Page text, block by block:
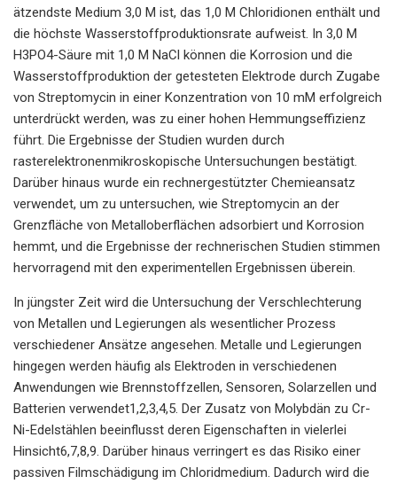
ätzendste Medium 3,0 M ist, das 1,0 M Chloridionen enthält und
die höchste Wasserstoffproduktionsrate aufweist. In 3,0 M
H3PO4-Säure mit 1,0 M NaCl können die Korrosion und die
Wasserstoffproduktion der getesteten Elektrode durch Zugabe
von Streptomycin in einer Konzentration von 10 mM erfolgreich
unterdrückt werden, was zu einer hohen Hemmungseffizienz
führt. Die Ergebnisse der Studien wurden durch
rasterelektronenmikroskopische Untersuchungen bestätigt.
Darüber hinaus wurde ein rechnergestützter Chemieansatz
verwendet, um zu untersuchen, wie Streptomycin an der
Grenzfläche von Metalloberflächen adsorbiert und Korrosion
hemmt, und die Ergebnisse der rechnerischen Studien stimmen
hervorragend mit den experimentellen Ergebnissen überein.
In jüngster Zeit wird die Untersuchung der Verschlechterung
von Metallen und Legierungen als wesentlicher Prozess
verschiedener Ansätze angesehen. Metalle und Legierungen
hingegen werden häufig als Elektroden in verschiedenen
Anwendungen wie Brennstoffzellen, Sensoren, Solarzellen und
Batterien verwendet1,2,3,4,5. Der Zusatz von Molybdän zu Cr-
Ni-Edelstählen beeinflusst deren Eigenschaften in vielerlei
Hinsicht6,7,8,9. Darüber hinaus verringert es das Risiko einer
passiven Filmschädigung im Chloridmedium. Dadurch wird die